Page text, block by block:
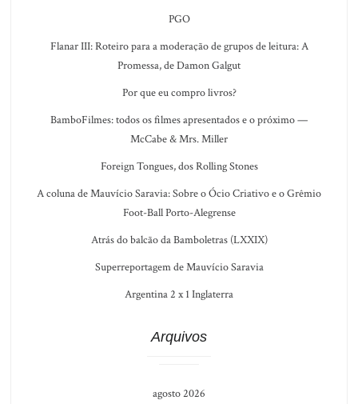
PGO
Flanar III: Roteiro para a moderação de grupos de leitura: A
Promessa, de Damon Galgut
Por que eu compro livros?
BamboFilmes: todos os filmes apresentados e o próximo —
McCabe & Mrs. Miller
Foreign Tongues, dos Rolling Stones
A coluna de Mauvício Saravia: Sobre o Ócio Criativo e o Grêmio
Foot-Ball Porto-Alegrense
Atrás do balcão da Bamboletras (LXXIX)
Superreportagem de Mauvício Saravia
Argentina 2 x 1 Inglaterra
Arquivos
agosto 2026